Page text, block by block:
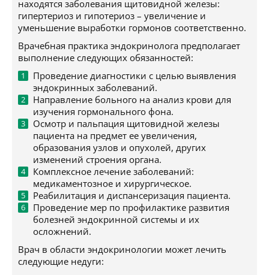
находятся заболевания щитовидной железы:
гипертериоз и гипотериоз – увеличение и
уменьшение выработки гормонов соответственно.
Врачебная практика эндокринолога предполагает
выполнение следующих обязанностей:
Проведение диагностики с целью выявления
эндокринных заболеваний.
Направление больного на анализ крови для
изучения гормонального фона.
Осмотр и пальпация щитовидной железы
пациента на предмет ее увеличения,
образования узлов и опухолей, других
изменений строения органа.
Комплексное лечение заболеваний:
медикаментозное и хирургическое.
Реабилитация и диспансеризация пациента.
Проведение мер по профилактике развития
болезней эндокринной системы и их
осложнений.
Врач в области эндокринологии может лечить
следующие недуги: